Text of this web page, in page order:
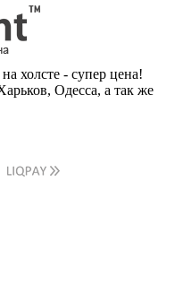
холсте - супер цена!
Одесса, а так же